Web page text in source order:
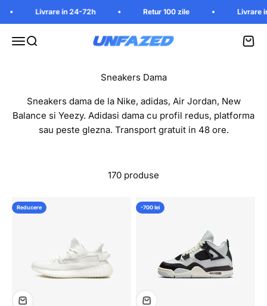
Mergi la continut
Livrare in 24-72h Retur 100 zile Livrare in 24-
Deschide meniu
Cauta in magazinUnfazed Vezi
Sneakers dama de la Nike, adidas, Air Jordan, New
Balance si Yeezy. Adidasi dama cu profil redus, platforma
sau peste glezna. Transport gratuit in 48 ore.
170 produse
Reducere -700 lei